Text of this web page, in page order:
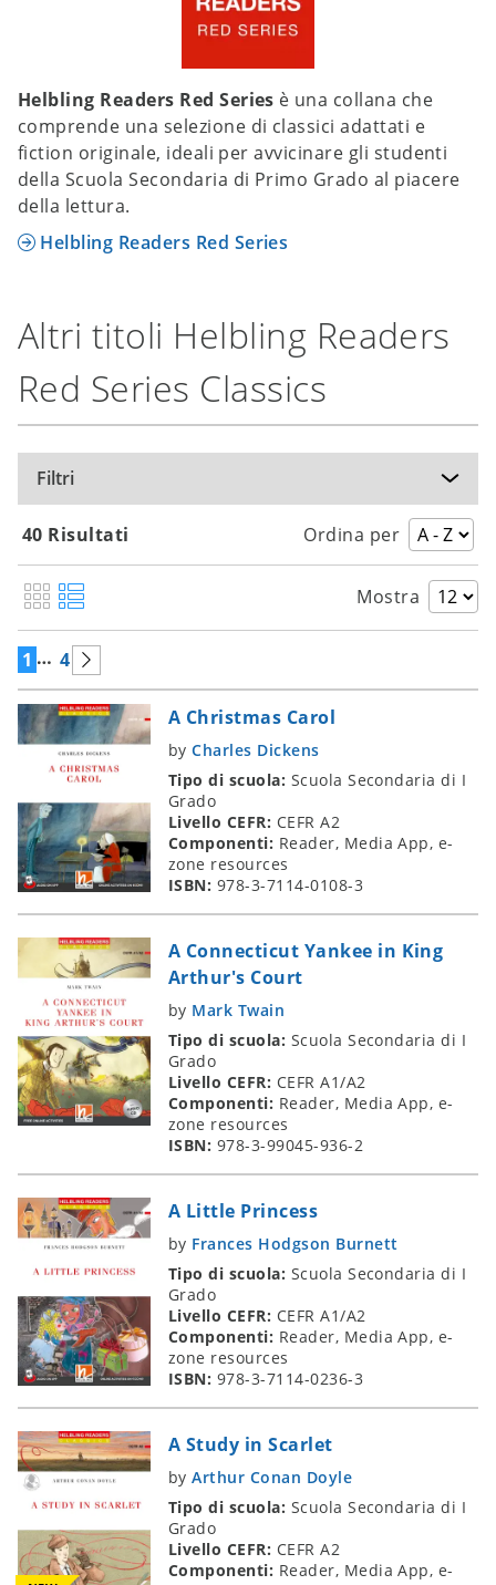
Helbling Readers Red Series è una collana che
comprende una selezione di classici adattati e
fiction originale, ideali per avvicinare gli studenti
della Scuola Secondaria di Primo Grado al piacere
della lettura.
Helbling Readers Red Series
Altri titoli Helbling Readers
Red Series Classics
Filtri
40 Risultati Ordina per
Mostra
1 … 4
A Christmas Carol
byCharles Dickens
Tipo di scuola: Scuola Secondaria di I
Grado
Livello CEFR: CEFR A2
Componenti: Reader, Media App, e-
zone resources
ISBN: 978-3-7114-0108-3
A Connecticut Yankee in King
Arthur's Court
by Mark Twain
Tipo di scuola: Scuola Secondaria di I
Grado
Livello CEFR: CEFR A1/A2
Componenti: Reader, Media App, e-
zone resources
ISBN: 978-3-99045-936-2
A Little Princess
by Frances Hodgson Burnett
Tipo di scuola: Scuola Secondaria di I
Grado
Livello CEFR: CEFR A1/A2
Componenti: Reader, Media App, e-
zone resources
ISBN: 978-3-7114-0236-3
A Study in Scarlet
byArthur Conan Doyle
Tipo di scuola: Scuola Secondaria di I
Grado
Livello CEFR: CEFR A2
Componenti: Reader, Media App, e-